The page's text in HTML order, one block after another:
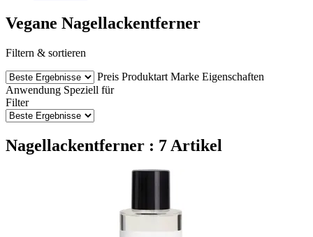
Vegane Nagellackentferner
Filtern & sortieren
Preis Produktart Marke Eigenschaften
Anwendung Speziell für
Filter
Nagellackentferner : 7 Artikel